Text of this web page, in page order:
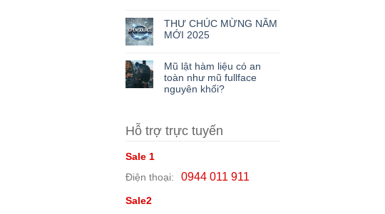
THƯ CHÚC MỪNG NĂM
MỚI 2025
Mũ lật hàm liệu có an
toàn như mũ fullface
nguyên khối?
Hỗ trợ trực tuyến
Sale 1
Điện thoại:
0944 011 911
Sale2